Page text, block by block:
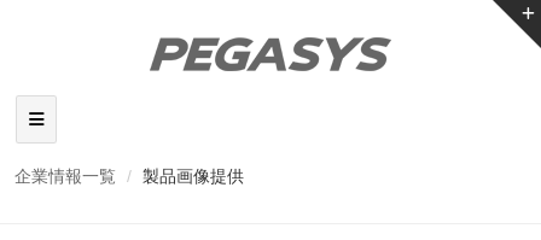
企業情報一覧 製品画像提供